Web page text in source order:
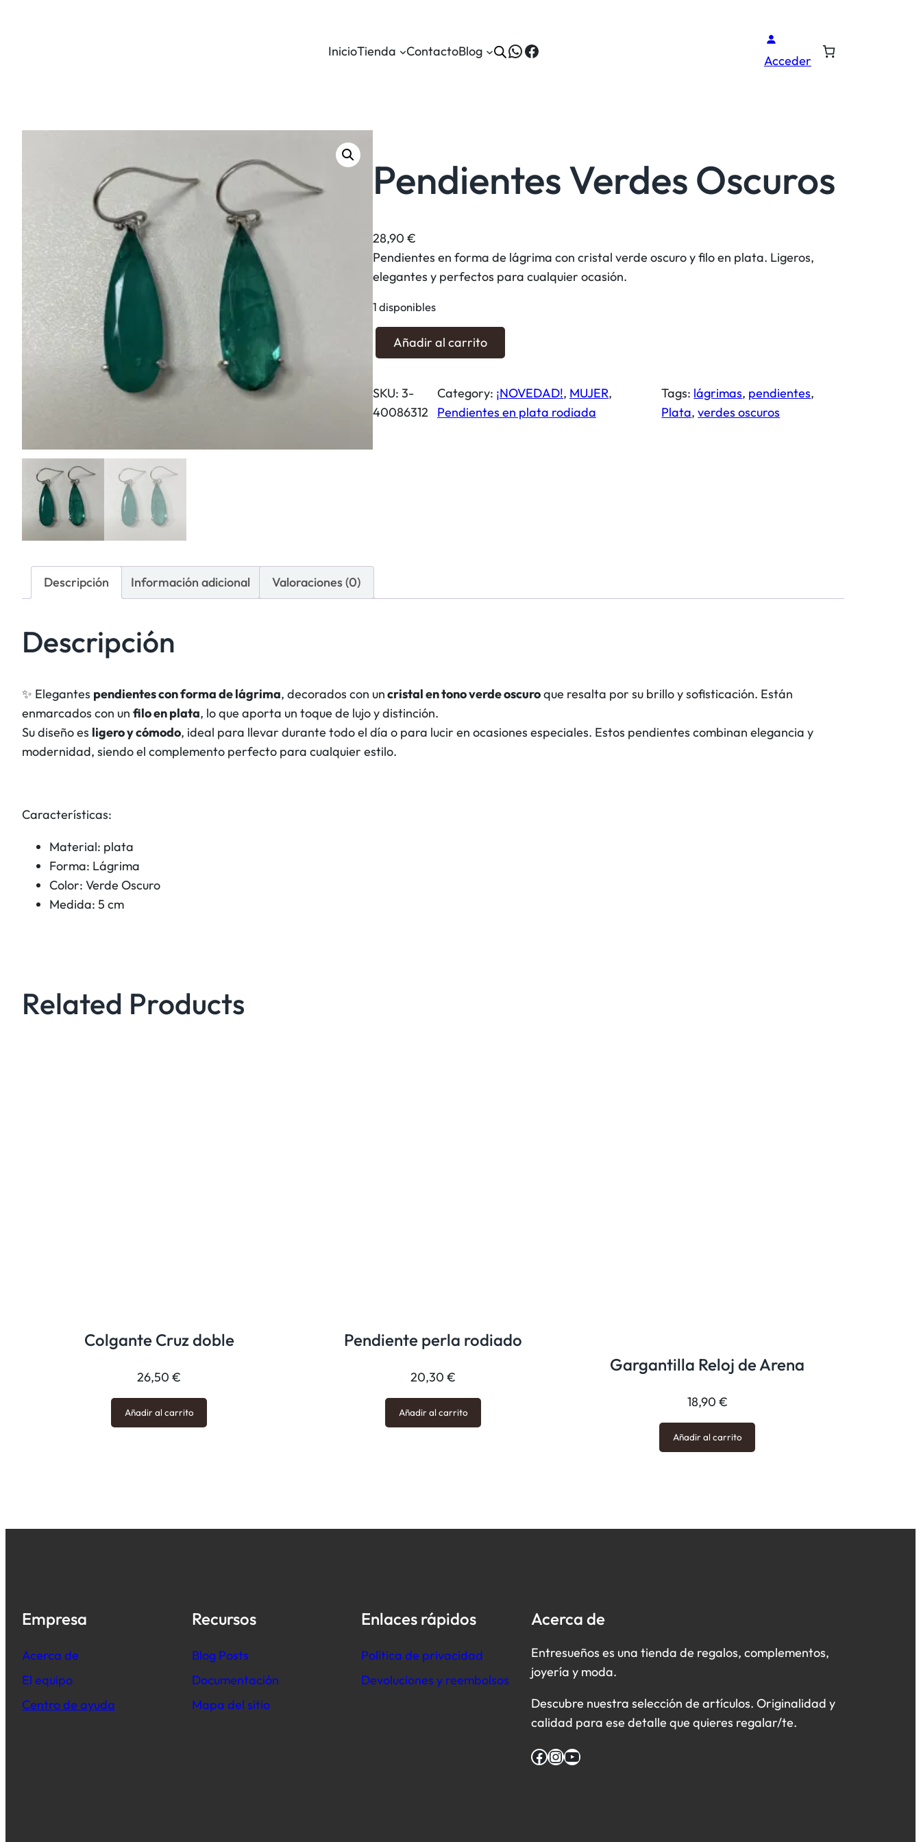
InicioTienda ContactoBlog WhatsApp
Facebook Acceder
Pendientes Verdes Oscuros
28,90 €
Pendientes en forma de lágrima con cristal verde oscuro y filo en plata. Ligeros,
elegantes y perfectos para cualquier ocasión.
1 disponibles
e
d
i
n
r
e
u
r
o
s
Añadir al carrito
SKU: 3-
40086312
Category: ¡NOVEDAD!, MUJER
Pendientes en plata rodiada
Tags: lágrimas, pendientes
Plata, verdes oscuros
Descripción Información adicional Valoraciones (0)
Descripción
✨ Elegantes pendientes con forma de lágrima, decorados con uncristal en tono verde oscuroque resalta por su brillo y sofisticación. Están
enmarcados con un filo en plata, lo que aporta un toque de lujo y distinción.
Su diseño es ligero y cómodo, ideal para llevar durante todo el día o para lucir en ocasiones especiales. Estos pendientes combinan elegancia y
modernidad, siendo el complemento perfecto para cualquier estilo.
Características:
Material: plata
Forma: Lágrima
Color: Verde Oscuro
Medida: 5 cm
Related Products
Colgante Cruz doble
26,50 €
Añadir al carrito
Pendiente perla rodiado
20,30 €
Añadir al carrito
Gargantilla Reloj de Arena
18,90 €
Añadir al carrito
Empresa
Acerca de
El equipo
Centro de ayuda
Recursos
Blog Posts
Documentación
Mapa del sitio
Enlaces rápidos
Política de privacidad
Devoluciones y reembolsos
Acerca de
Entresueños es una tienda de regalos, complementos,
joyería y moda.
Descubre nuestra selección de artículos. Originalidad y
calidad para ese detalle que quieres regalar/te.
Facebook InstagramYouTube